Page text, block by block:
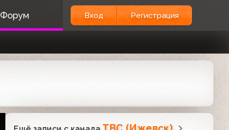
Форум Вход Регистрация